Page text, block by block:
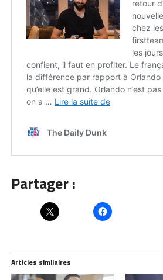
Partager :
Articles similaires